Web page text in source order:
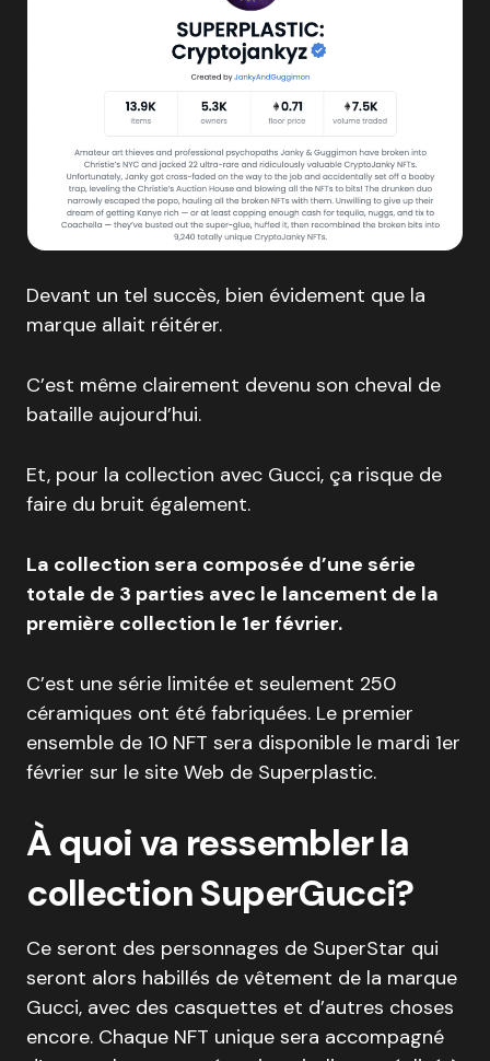
Devant un tel succès, bien évidement que la
marque allait réitérer.
C’est même clairement devenu son cheval de
bataille aujourd’hui.
Et, pour la collection avec Gucci, ça risque de
faire du bruit également.
La collection sera composée d’une série
totale de 3 parties avec le lancement de la
première collection le 1er février.
C’est une série limitée et seulement 250
céramiques ont été fabriquées. Le premier
ensemble de 10 NFT sera disponible le mardi 1er
février sur le site Web de Superplastic.
À quoi va ressembler la
collection SuperGucci?
Ce seront des personnages de SuperStar qui
seront alors habillés de vêtement de la marque
Gucci, avec des casquettes et d’autres choses
encore. Chaque NFT unique sera accompagné